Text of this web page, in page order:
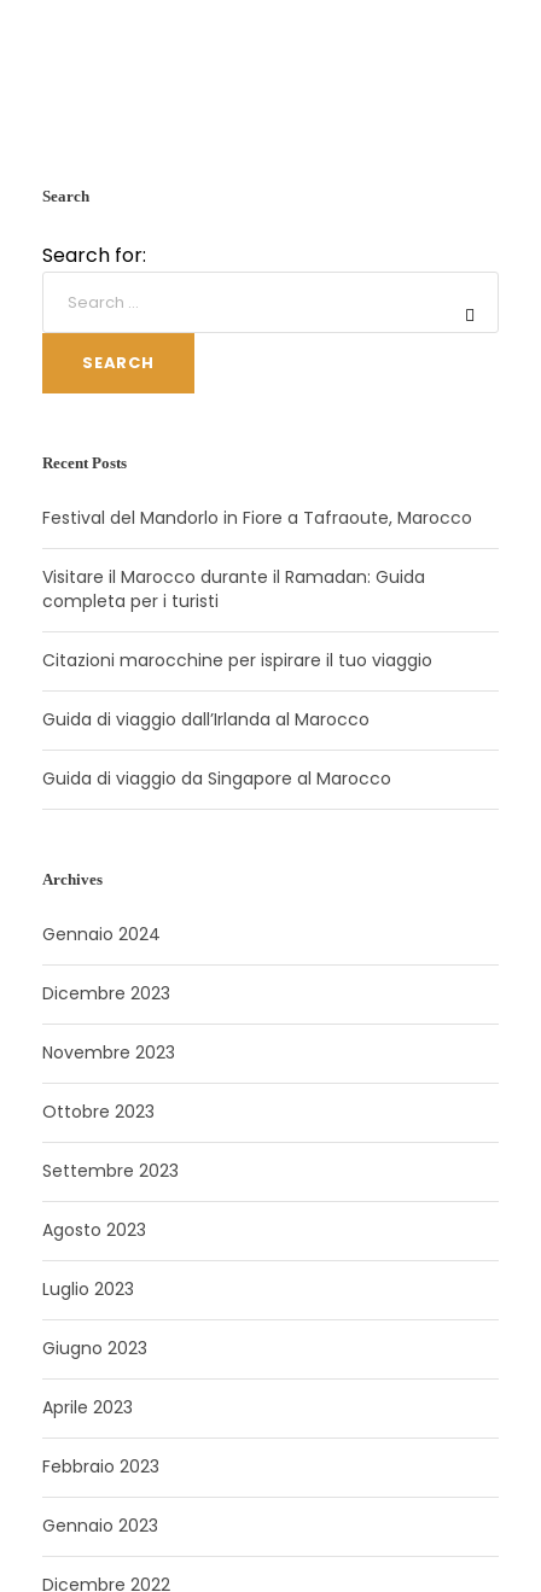
Search
Search for:
SEARCH
Recent Posts
Festival del Mandorlo in Fiore a Tafraoute, Marocco
Visitare il Marocco durante il Ramadan: Guida
completa per i turisti
Citazioni marocchine per ispirare il tuo viaggio
Guida di viaggio dall’Irlanda al Marocco
Guida di viaggio da Singapore al Marocco
Archives
Gennaio 2024
Dicembre 2023
Novembre 2023
Ottobre 2023
Settembre 2023
Agosto 2023
Luglio 2023
Giugno 2023
Aprile 2023
Febbraio 2023
Gennaio 2023
Dicembre 2022